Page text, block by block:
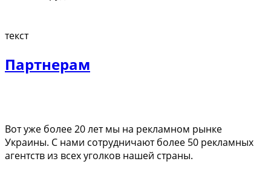
текст
Партнерам
Вот уже более 20 лет мы на рекламном рынке
Украины. С нами сотрудничают более 50 рекламных
агентств из всех уголков нашей страны.